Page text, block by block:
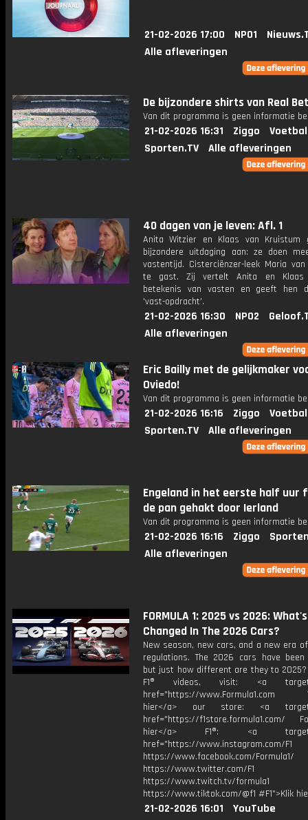
21-02-2026 17:00 NPO1
Alle afleveringen
De bijzondere shirts van Real
Van dit programma is geen informatie
21-02-2026 16:31 Ziggo
Sporten.TV
Alle afleveringen
40 dagen van je leven: Afl. 1
Anita Witzier en Klaas van Kruistum
bijzondere uitdaging aan: ze doen
vastentijd. Cisterciënzer-leek Maria
te gast. Zij vertelt Anita en Klaas
betekenis van vasten en geeft hen
'vast-opdracht'.
21-02-2026 16:30 NPO2
Alle afleveringen
Eric Bailly met de gelijkmaker
Oviedo!
Van dit programma is geen informatie
21-02-2026 16:16 Ziggo
Sporten.TV
Alle afleveringen
Engeland in het eerste half uur
de pan gehakt door Ierland
Van dit programma is geen informatie
21-02-2026 16:16 Ziggo
Alle afleveringen
FORMULA 1: 2025 vs 2026: What's
Changed In The 2026 Cars?
New season, new cars, and a new era
regulations. The 2026 cars have been
but just how different are they to
F1® videos, visit: <a
href="https://www.Formula1.com
hier</a> our store: <a
href="https://f1store.formula1.com/
hier</a> F1®: <a
href="https://www.instagram.com/F1
https://www.facebook.com/Formula1/
https://www.twitter.com/F1
https://www.twitch.tv/formula1
https://www.tiktok.com/@f1 #F1">Klik
21-02-2026 16:01
YouTube